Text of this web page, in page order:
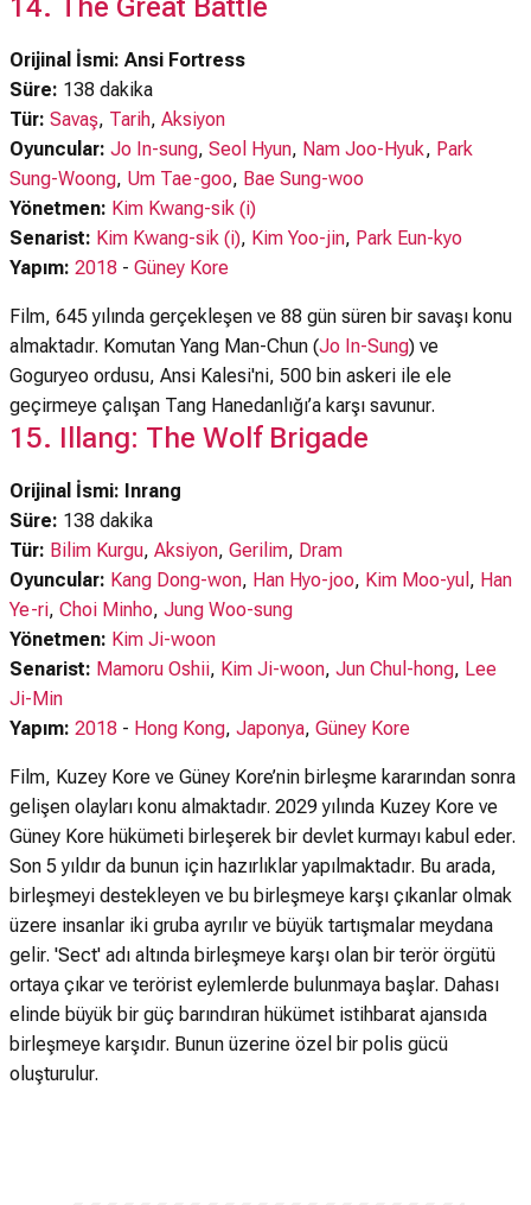
14. The Great Battle
Orijinal İsmi: Ansi Fortress
Süre: 138 dakika
Tür: Savaş, Tarih, Aksiyon
Oyuncular: Jo In-sung, Seol Hyun, Nam Joo-Hyuk, Park
Sung-Woong, Um Tae-goo, Bae Sung-woo
Yönetmen: Kim Kwang-sik (i)
Senarist: Kim Kwang-sik (i), Kim Yoo-jin, Park Eun-kyo
Yapım: 2018 - Güney Kore
Film, 645 yılında gerçekleşen ve 88 gün süren bir savaşı konu
almaktadır. Komutan Yang Man-Chun (Jo In-Sung) ve
Goguryeo ordusu, Ansi Kalesi'ni, 500 bin askeri ile ele
geçirmeye çalışan Tang Hanedanlığı’a karşı savunur.
15. Illang: The Wolf Brigade
Orijinal İsmi: Inrang
Süre: 138 dakika
Tür: Bilim Kurgu, Aksiyon, Gerilim, Dram
Oyuncular: Kang Dong-won, Han Hyo-joo, Kim Moo-yul , Han
Ye-ri, Choi Minho, Jung Woo-sung
Yönetmen: Kim Ji-woon
Senarist: Mamoru Oshii, Kim Ji-woon, Jun Chul-hong, Lee
Ji-Min
Yapım: 2018 - Hong Kong, Japonya, Güney Kore
Film, Kuzey Kore ve Güney Kore’nin birleşme kararından sonra
gelişen olayları konu almaktadır. 2029 yılında Kuzey Kore ve
Güney Kore hükümeti birleşerek bir devlet kurmayı kabul eder.
Son 5 yıldır da bunun için hazırlıklar yapılmaktadır. Bu arada,
birleşmeyi destekleyen ve bu birleşmeye karşı çıkanlar olmak
üzere insanlar iki gruba ayrılır ve büyük tartışmalar meydana
gelir. 'Sect' adı altında birleşmeye karşı olan bir terör örgütü
ortaya çıkar ve terörist eylemlerde bulunmaya başlar. Dahası
elinde büyük bir güç barındıran hükümet istihbarat ajansıda
birleşmeye karşıdır. Bunun üzerine özel bir polis gücü
oluşturulur.